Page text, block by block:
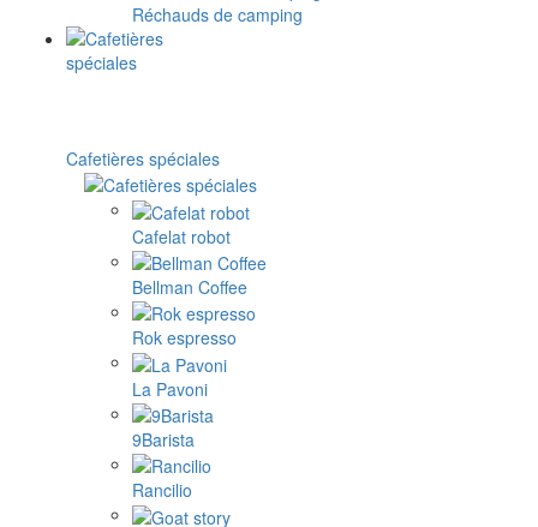
Réchauds de camping
Cafetières spéciales
Cafelat robot
Bellman Coffee
Rok espresso
La Pavoni
9Barista
Rancilio